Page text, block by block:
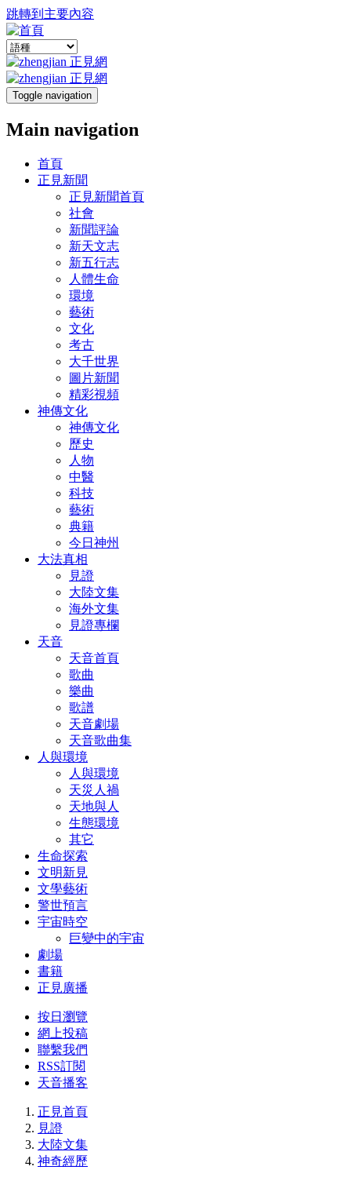
跳轉到主要內容
Toggle navigation
Main navigation
首頁
正見新聞
正見新聞首頁
社會
新聞評論
新天文志
新五行志
人體生命
環境
藝術
文化
考古
大千世界
圖片新聞
精彩視頻
神傳文化
神傳文化
歷史
人物
中醫
科技
藝術
典籍
今日神州
大法真相
見證
大陸文集
海外文集
見證專欄
天音
天音首頁
歌曲
樂曲
歌譜
天音劇場
天音歌曲集
人與環境
人與環境
天災人禍
天地與人
生態環境
其它
生命探索
文明新見
文學藝術
警世預言
宇宙時空
巨變中的宇宙
劇場
書籍
正見廣播
按日瀏覽
網上投稿
聯繫我們
RSS訂閱
天音播客
正見首頁
見證
大陸文集
神奇經歷